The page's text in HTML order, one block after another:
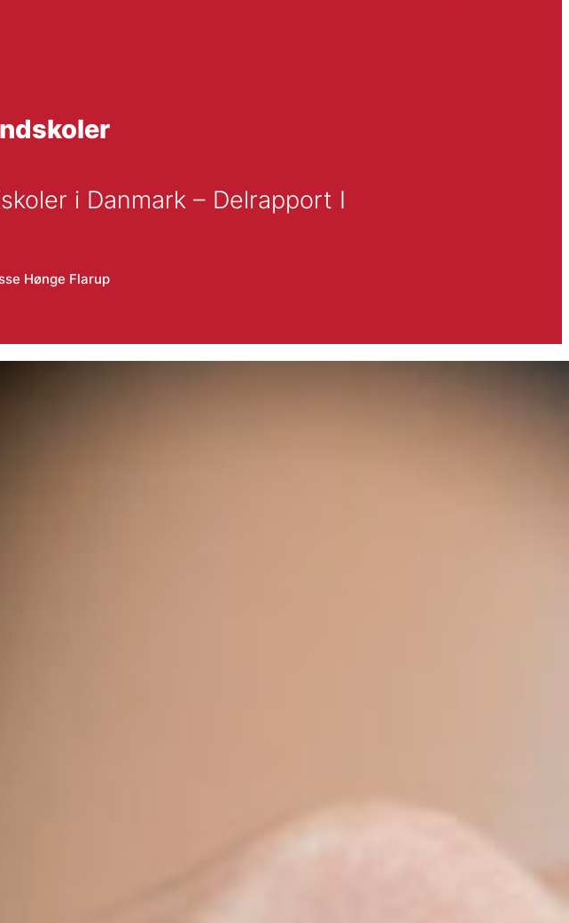
i Danmark – Delrapport I
Hønge Flarup